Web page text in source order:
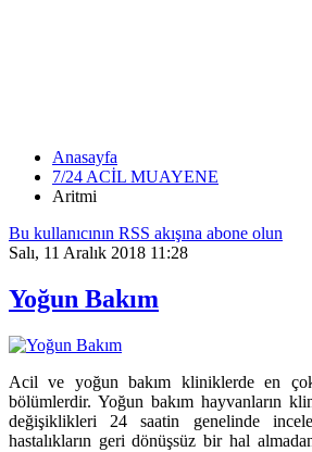
Anasayfa
7/24 ACİL MUAYENE
Aritmi
Bu kullanıcının RSS akışına abone olun
Salı, 11 Aralık 2018 11:28
Yoğun Bakım
Acil ve yoğun bakım kliniklerde en
bölümlerdir. Yoğun bakım hayvanların
değişiklikleri 24 saatin genelinde
hastalıkların geri dönüşsüz bir hal